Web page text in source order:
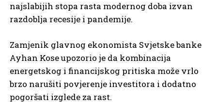
najslabijih stopa rasta modernog doba izvan
razdoblja recesije i pandemije.
Zamjenik glavnog ekonomista Svjetske banke
Ayhan Kose upozorio je da kombinacija
energetskog i financijskog pritiska može vrlo
brzo narušiti povjerenje investitora i dodatno
pogoršati izglede za rast.